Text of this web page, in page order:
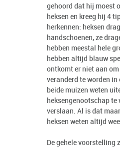
gehoord dat hij moest
heksen en kreeg hij 4
herkennen: heksen
handschoenen, ze
hebben meestal hele
hebben altijd blauw
ontkomt er niet aan
veranderd te worden in
beide muizen weten
heksengenootschap te
verslaan. Al is dat
heksen weten altijd
De gehele voorstelling